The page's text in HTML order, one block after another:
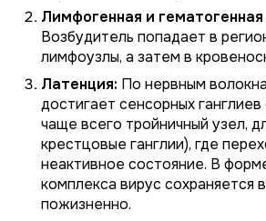
Лимфогенная и
Возбудитель попадает в
лимфоузлы, а затем в
Латенция: По нервным
достигает сенсорных
чаще всего тройничный узел,
крестцовые ганглии), где
неактивное состояние. В
комплекса вирус сохраняется
пожизненно.